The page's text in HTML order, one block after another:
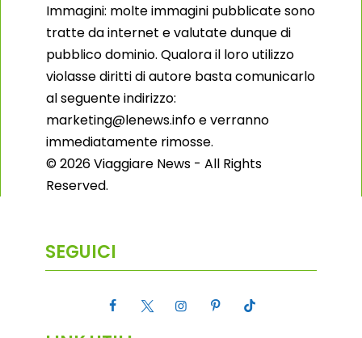
Immagini: molte immagini pubblicate sono
tratte da internet e valutate dunque di
pubblico dominio. Qualora il loro utilizzo
violasse diritti di autore basta comunicarlo
al seguente indirizzo:
marketing@lenews.info e verranno
immediatamente rimosse.
© 2026 Viaggiare News - All Rights
Reserved.
SEGUICI